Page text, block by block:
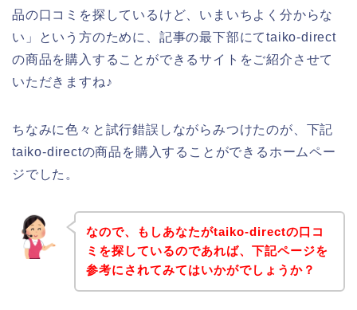
品の口コミを探しているけど、いまいちよく分からな
い」という方のために、記事の最下部にてtaiko-direct
の商品を購入することができるサイトをご紹介させて
いただきますね♪
ちなみに色々と試行錯誤しながらみつけたのが、下記
taiko-directの商品を購入することができるホームペー
ジでした。
なので、もしあなたがtaiko-directの口コ
ミを探しているのであれば、下記ページを
参考にされてみてはいかがでしょうか？